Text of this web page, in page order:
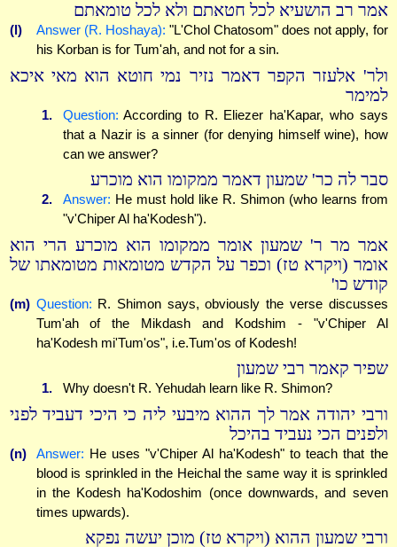
אמר רב הושעיא לכל חטאתם ולא לכל טומאתם
(l) Answer (R. Hoshaya): "L'Chol Chatosom" does not apply, for
his Korban is for Tum'ah, and not for a sin.
ולר' אלעזר הקפר דאמר נזיר נמי חוטא הוא מאי איכא
למימר
1. Question: According to R. Eliezer ha'Kapar, who says
that a Nazir is a sinner (for denying himself wine), how
can we answer?
סבר לה כר' שמעון דאמר ממקומו הוא מוכרע
2. Answer: He must hold like R. Shimon (who learns from
"v'Chiper Al ha'Kodesh").
אמר מר ר' שמעון אומר ממקומו הוא מוכרע הרי הוא
אומר (ויקרא טז) וכפר על הקדש מטומאות מטומאתו של
קודש כו'
(m) Question: R. Shimon says, obviously the verse discusses
Tum'ah of the Mikdash and Kodshim - "v'Chiper Al
ha'Kodesh mi'Tum'os", i.e.Tum'os of Kodesh!
שפיר קאמר רבי שמעון
1. Why doesn't R. Yehudah learn like R. Shimon?
ורבי יהודה אמר לך ההוא מיבעי ליה כי היכי דעביד לפני
ולפנים הכי נעביד בהיכל
(n) Answer: He uses "v'Chiper Al ha'Kodesh" to teach that the
blood is sprinkled in the Heichal the same way it is sprinkled
in the Kodesh ha'Kodoshim (once downwards, and seven
times upwards).
ורבי שמעון ההוא (ויקרא טז) מוכן יעשה נפקא